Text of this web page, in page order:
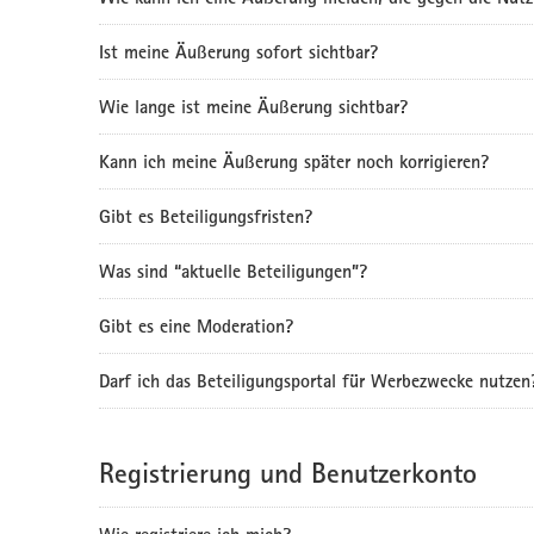
Ist meine Äußerung sofort sichtbar?
Wie lange ist meine Äußerung sichtbar?
Kann ich meine Äußerung später noch korrigieren?
Gibt es Beteiligungsfristen?
Was sind “aktuelle Beteiligungen”?
Gibt es eine Moderation?
Darf ich das Beteiligungsportal für Werbezwecke
Registrierung und Benutzerkonto